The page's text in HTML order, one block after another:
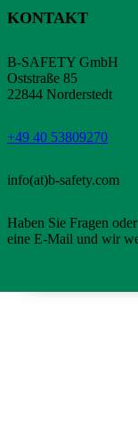
KONTAKT
B-SAFETY GmbH
Oststraße 85
22844 Norderstedt
+49 40 53809270
info(at)b-safety.com
Haben Sie Fragen
eine E-Mail und wir